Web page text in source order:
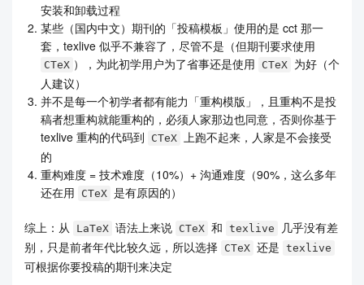
安装和卸载过程
某些（国内中文）期刊的「投稿模板」使用的是 cct 那一
套，texlive 似乎不兼容了，尽管不是（但期刊要求使用
CTeX ），为此初学用户为了省事还是使用 CTeX
为好（个
人建议）
并不是每一个初学者都有能力「重构模版」，且重构不是投
稿者想重构就能重构的，必须人家那边也同意，否则你基于
texlive 重构的代码到
CTeX
上跑不起来，人家是不会接受
的
重构难度 = 技术难度（10%）+ 沟通难度（90%，这么多年
还在用
CTeX 是有原因的）
综上：从 LaTeX 语法上来说 CTeX 和 texlive
几乎没有差
别，只是前者年代比较久远，所以选择 CTeX 还是 texlive
可根据你要投稿的期刊来决定